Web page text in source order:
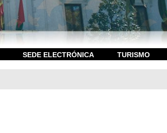
SEDE ELECTRÓNICA TURISMO